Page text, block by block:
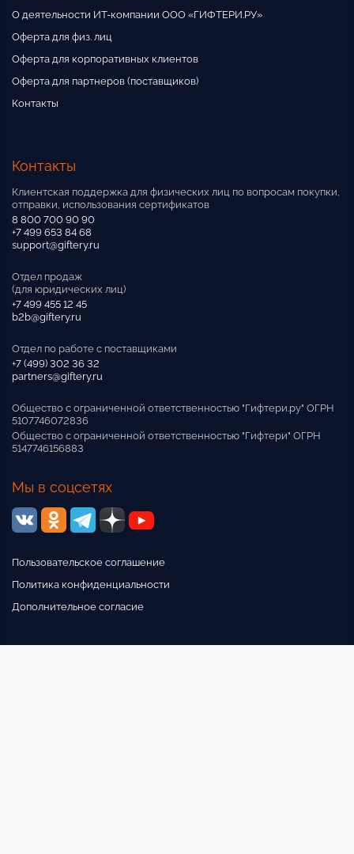
О деятельности ИТ-компании ООО «ГИФТЕРИ.РУ»
Оферта для физ. лиц
Оферта для корпоративных клиентов
Оферта для партнеров (поставщиков)
Контакты
Контакты
Клиентская поддержка для физических лиц по вопросам покупки,
отправки, использования сертификатов
8 800 700 90 90
+7 499 653 84 68
support@giftery.ru
Отдел продаж
(для юридических лиц)
+7 499 455 12 45
b2b@giftery.ru
Отдел по работе с поставщиками
+7 (499) 302 36 32
partners@giftery.ru
Общество с ограниченной ответственностью "Гифтери.ру" ОГРН
5107746072836
Общество с ограниченной ответственностью "Гифтери" ОГРН
5147746156883
Мы в соцсетях
Пользовательское соглашение
Политика конфиденциальности
Дополнительное согласие